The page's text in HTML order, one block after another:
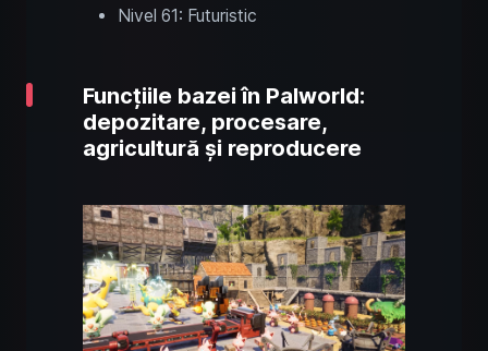
Nivel 61: Futuristic
Funcțiile bazei în Palworld:
depozitare, procesare,
agricultură și reproducere